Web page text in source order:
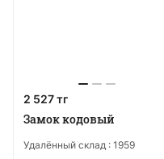
2 527 тг
Замок кодовый
Удалённый склад : 1959